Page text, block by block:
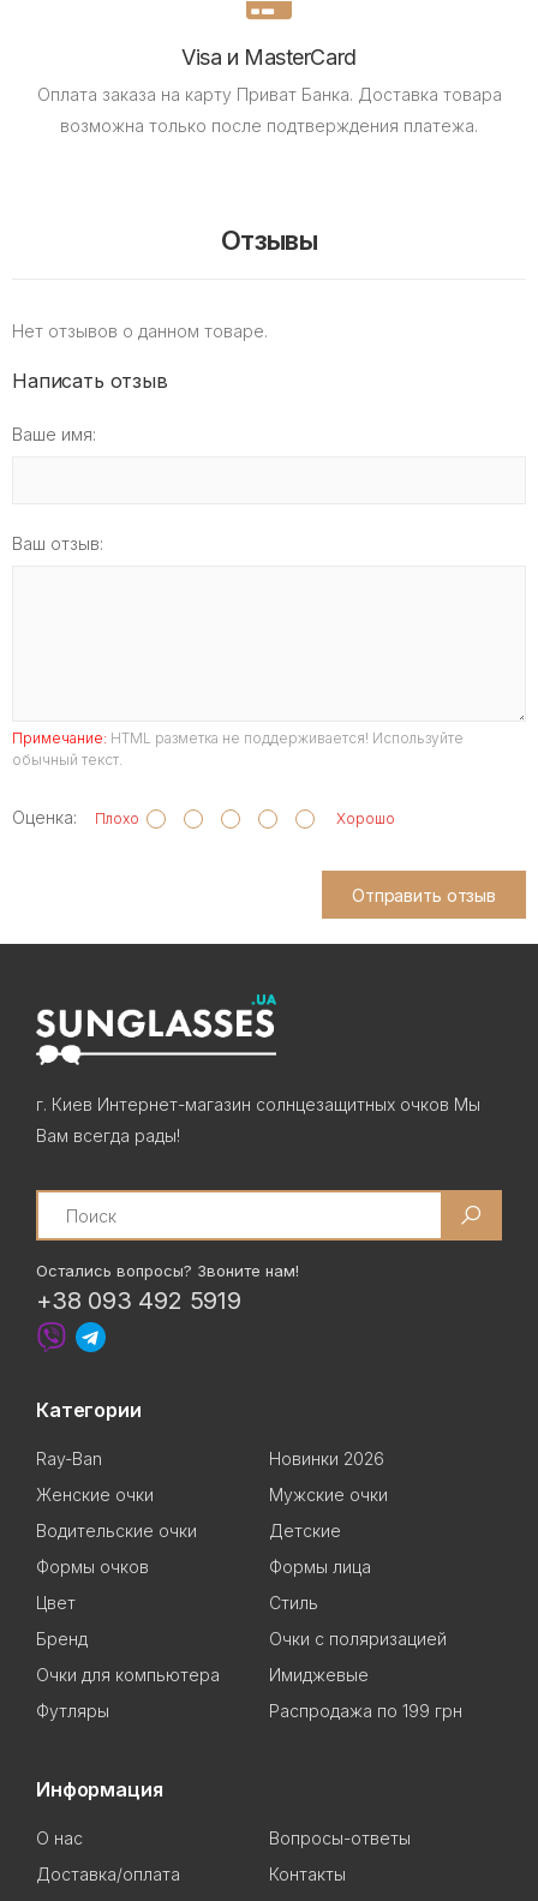
Visa и MasterCard
Оплата заказа на карту Приват Банка. Доставка товара
возможна только после подтверждения платежа.
Отзывы
Нет отзывов о данном товаре.
Написать отзыв
Ваше имя:
Ваш отзыв:
Примечание: HTML разметка не поддерживается! Используйте
обычный текст.
Оценка: Плохо Хорошо
Отправить отзыв
г. Киев Интернет-магазин солнцезащитных очков Мы
Вам всегда рады!
Search
Остались вопросы? Звоните нам!
+38 093 492 5919
Категории
Ray-Ban
Новинки 2026
Женские очки
Мужские очки
Водительские очки
Детские
Формы очков
Формы лица
Цвет
Стиль
Бренд
Очки с поляризацией
Очки для компьютера
Имиджевые
Футляры
Распродажа по 199 грн
Информация
О нас
Вопросы-ответы
Доставка/оплата
Контакты